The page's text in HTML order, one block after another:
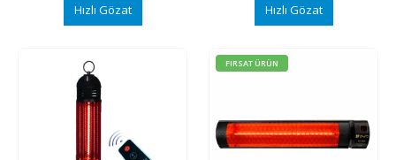
Hızlı Gözat Hızlı Gözat
FIRSAT ÜRÜN